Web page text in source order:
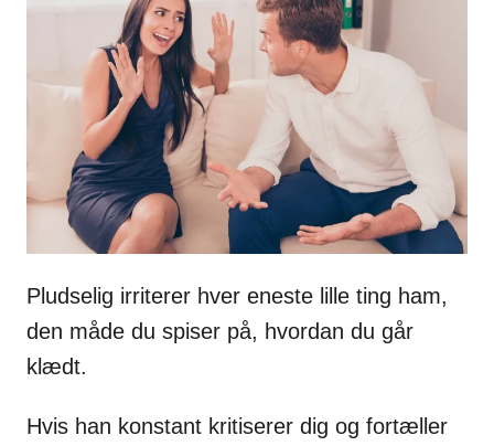
Pludselig irriterer hver eneste lille ting ham,
den måde du spiser på, hvordan du går
klædt.
Hvis han konstant kritiserer dig og fortæller